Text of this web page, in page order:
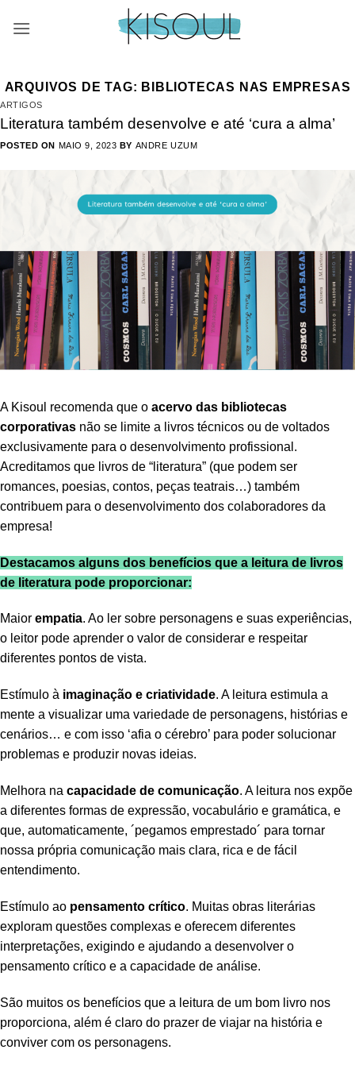
ARQUIVOS DE TAG: BIBLIOTECAS NAS EMPRESAS
ARTIGOS
Literatura também desenvolve e até ‘cura a alma’
POSTED ON MAIO 9, 2023 BY ANDRE UZUM
A Kisoul recomenda que o acervo das bibliotecas
corporativas não se limite a livros técnicos ou de voltados
exclusivamente para o desenvolvimento profissional.
Acreditamos que livros de “literatura” (que podem ser
romances, poesias, contos, peças teatrais…) também
contribuem para o desenvolvimento dos colaboradores da
empresa!
Destacamos alguns dos benefícios que a leitura de livros
de literatura pode proporcionar:
Maior empatia. Ao ler sobre personagens e suas experiências,
o leitor pode aprender o valor de considerar e respeitar
diferentes pontos de vista.
Estímulo à imaginação e criatividade. A leitura estimula a
mente a visualizar uma variedade de personagens, histórias e
cenários… e com isso ‘afia o cérebro’ para poder solucionar
problemas e produzir novas ideias.
Melhora na capacidade de comunicação. A leitura nos expõe
a diferentes formas de expressão, vocabulário e gramática, e
que, automaticamente, ´pegamos emprestado´ para tornar
nossa própria comunicação mais clara, rica e de fácil
entendimento.
Estímulo ao pensamento crítico. Muitas obras literárias
exploram questões complexas e oferecem diferentes
interpretações, exigindo e ajudando a desenvolver o
pensamento crítico e a capacidade de análise.
São muitos os benefícios que a leitura de um bom livro nos
proporciona, além é claro do prazer de viajar na história e
conviver com os personagens.